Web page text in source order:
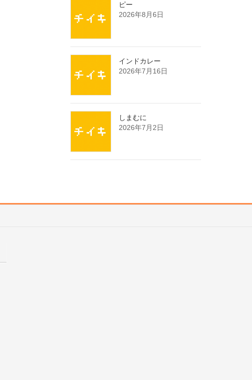
ピー
2026年8月6日
インドカレー
2026年7月16日
しまむに
2026年7月2日